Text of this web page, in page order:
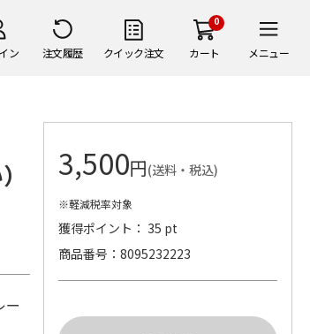
ン 注文履歴 クイック注文
0
カート メニュー
ー
3,500円(送料・税込)
※軽減税率対象
獲得ポイント： 35 pt
商品番号
8095232223